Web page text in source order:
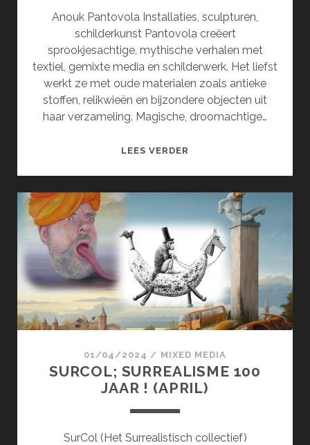
Anouk Pantovola Installaties, sculpturen,
schilderkunst Pantovola creëert
sprookjesachtige, mythische verhalen met
textiel, gemixte media en schilderwerk. Het liefst
werkt ze met oude materialen zoals antieke
stoffen, relikwieën en bijzondere objecten uit
haar verzameling. Magische, droomachtige…
LEES VERDER
FAIRYTALES
01/04/2024 / MIXED MEDIA
SURCOL; SURREALISME 100
JAAR ! (APRIL)
SurCol (Het Surrealistisch collectief)